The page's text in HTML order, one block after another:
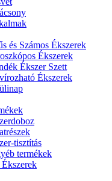
és Számos Ékszerek
Ékszerek
Ékszer Szett
Ékszerek
tisztítás
termékek